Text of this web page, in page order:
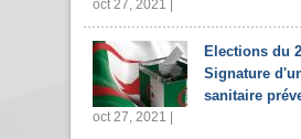
oct 27, 2021 |
Elections du
Signature
sanitaire
oct 27, 2021 |